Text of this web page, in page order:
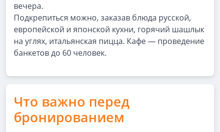
вечера.
Подкрепиться можно, заказав блюда русской,
европейской и японской кухни, горячий шашлык
на углях, итальянская пицца. Кафе — проведение
банкетов до 60 человек.
Что важно перед
бронированием